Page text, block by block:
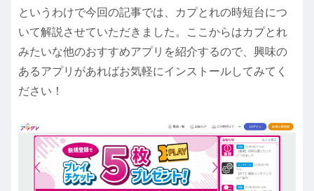
というわけで今回の記事では、カプとれの時短台につ
いて解説させていただきました。ここからはカプとれ
みたいな他のおすすめアプリを紹介するので、興味の
あるアプリがあればお気軽にインストールしてみてく
ださい！